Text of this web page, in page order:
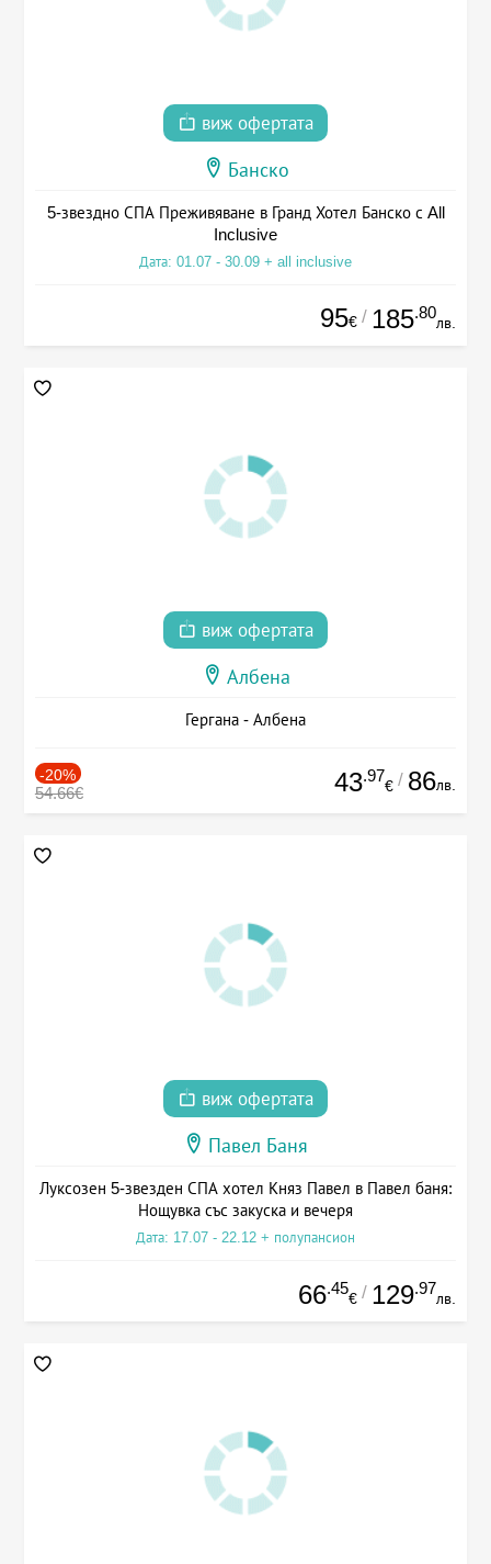
виж офертата
Банско
5-звездно СПА Преживяване в Гранд Хотел Банско с All
Inclusive
Дата: 01.07 - 30.09 + all inclusive
95€ / 185.80
лв.
виж офертата
Албена
Гергана - Албена
-20%
54.66€ 43.97
€ / 86лв.
виж офертата
Павел Баня
Луксозен 5-звезден СПА хотел Княз Павел в Павел баня:
Нощувка със закуска и вечеря
Дата: 17.07 - 22.12 + полупансион
66.45
€ / 129.97
лв.